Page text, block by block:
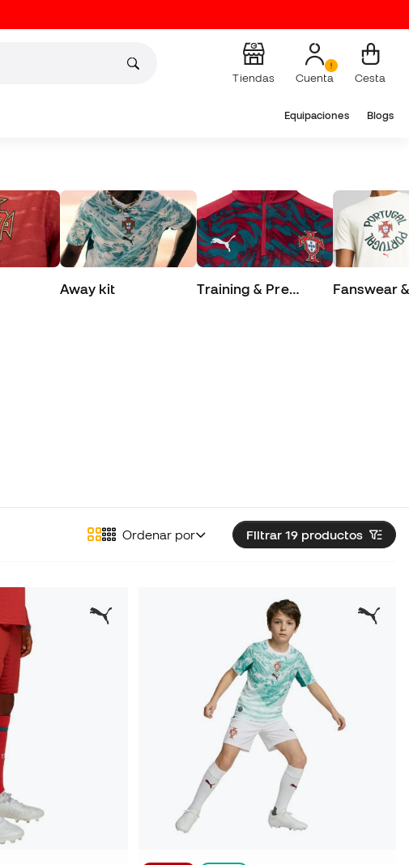
Tiendas Cuenta Cesta
Equipaciones Blogs
Away kit
Training & Pre
Fanswear
Filtrar 19 productos
Ordenar por